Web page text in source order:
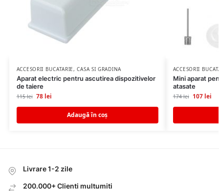
ACCESORII BUCATARIE,CASA SI GRADINA
Aparat electric pentru ascutirea dispozitivelor
de taiere
115lei 78 lei
Adaugă în coș
ACCESORII
Mini aparat
atasate
174lei 107 lei
Livrare 1-2 zile
200.000+ Clienti multumiti